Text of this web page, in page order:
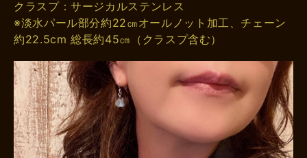
クラスプ：サージカルステンレス
※淡水パール部分約22㎝オールノット加工、チェーン
約22.5cm 総長約45㎝（クラスプ含む）